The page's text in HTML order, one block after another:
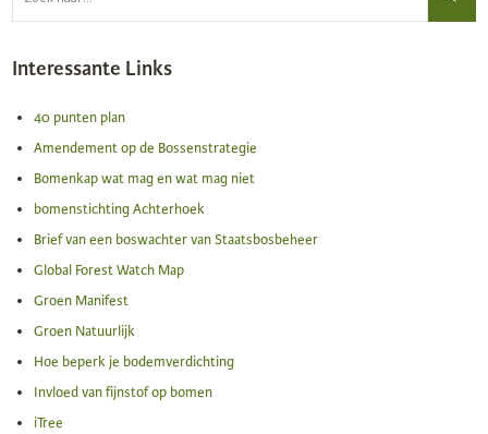
Interessante Links
40 punten plan
Amendement op de Bossenstrategie
Bomenkap wat mag en wat mag niet
bomenstichting Achterhoek
Brief van een boswachter van Staatsbosbeheer
Global Forest Watch Map
Groen Manifest
Groen Natuurlijk
Hoe beperk je bodemverdichting
Invloed van fijnstof op bomen
iTree